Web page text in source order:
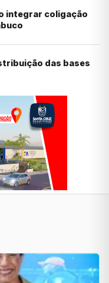
integrar coligação
das bases